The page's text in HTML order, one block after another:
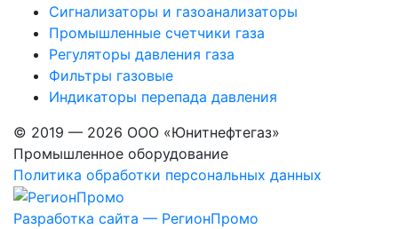
Сигнализаторы и газоанализаторы
Промышленные счетчики газа
Регуляторы давления газа
Фильтры газовые
Индикаторы перепада давления
© 2019 — 2026 ООО «Юнитнефтегаз»
Промышленное оборудование
Политика обработки персональных данных
Разработка сайта — РегионПромо